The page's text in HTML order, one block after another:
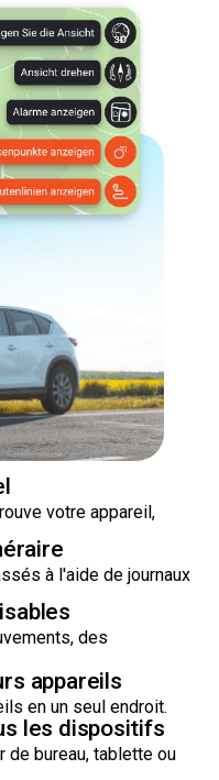
votre appareil,
à l'aide de journaux
des
appareils
en un seul endroit.
les dispositifs
de bureau, tablette ou